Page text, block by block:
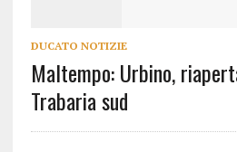
DUCATO NOTIZIE
Maltempo: Urbino,
Trabaria sud